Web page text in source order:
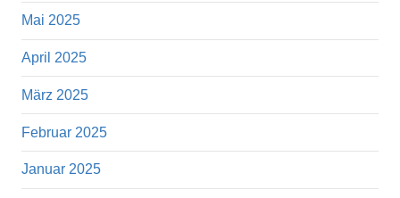
Mai 2025
April 2025
März 2025
Februar 2025
Januar 2025